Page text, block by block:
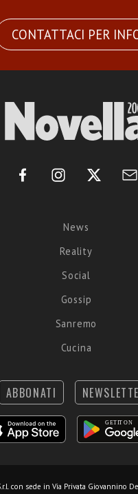
CONTATTACI PER
News
Reality
Social
Gossip
Sanremo
Cucina
ABBONATI
con sede in Via Privata Giovannino